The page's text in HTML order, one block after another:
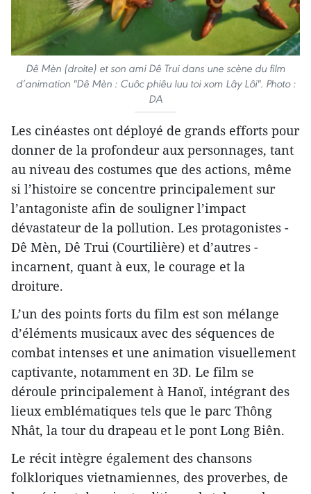
Dê Mèn (droite) et son ami Dê Trui dans une scène du film
d’animation "Dê Mèn : Cuôc phiêu luu toi xom Lây Lôi". Photo :
DA
Les cinéastes ont déployé de grands efforts pour
donner de la profondeur aux personnages, tant
au niveau des costumes que des actions, même
si l’histoire se concentre principalement sur
l’antagoniste afin de souligner l’impact
dévastateur de la pollution. Les protagonistes -
Dê Mèn, Dê Trui (Courtilière) et d’autres -
incarnent, quant à eux, le courage et la
droiture.
L’un des points forts du film est son mélange
d’éléments musicaux avec des séquences de
combat intenses et une animation visuellement
captivante, notamment en 3D. Le film se
déroule principalement à Hanoï, intégrant des
lieux emblématiques tels que le parc Thông
Nhât, la tour du drapeau et le pont Long Biên.
Le récit intègre également des chansons
folkloriques vietnamiennes, des proverbes, de